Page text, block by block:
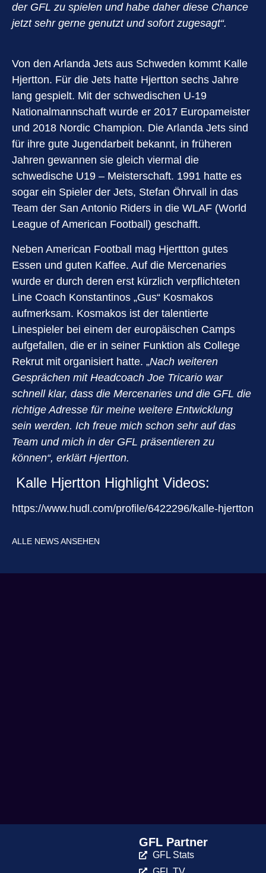
der GFL zu spielen und habe daher diese Chance
jetzt sehr gerne genutzt und sofort zugesagt“.
Von den Arlanda Jets aus Schweden kommt Kalle
Hjertton. Für die Jets hatte Hjertton sechs Jahre
lang gespielt. Mit der schwedischen U-19
Nationalmannschaft wurde er 2017 Europameister
und 2018 Nordic Champion. Die Arlanda Jets sind
für ihre gute Jugendarbeit bekannt, in früheren
Jahren gewannen sie gleich viermal die
schwedische U19 – Meisterschaft. 1991 hatte es
sogar ein Spieler der Jets, Stefan Öhrvall in das
Team der San Antonio Riders in die WLAF (World
League of American Football) geschafft.
Neben American Football mag Hjerttton gutes
Essen und guten Kaffee. Auf die Mercenaries
wurde er durch deren erst kürzlich verpflichteten
Line Coach Konstantinos „Gus“ Kosmakos
aufmerksam. Kosmakos ist der talentierte
Linespieler bei einem der europäischen Camps
aufgefallen, die er in seiner Funktion als College
Rekrut mit organisiert hatte. „Nach weiteren
Gesprächen mit Headcoach Joe Tricario war
schnell klar, dass die Mercenaries und die GFL die
richtige Adresse für meine weitere Entwicklung
sein werden. Ich freue mich schon sehr auf das
Team und mich in der GFL präsentieren zu
können“, erklärt Hjertton.
Kalle Hjertton Highlight Videos:
https://www.hudl.com/profile/6422296/kalle-hjertton
ALLE NEWS ANSEHEN
GFL Partner
GFL Stats